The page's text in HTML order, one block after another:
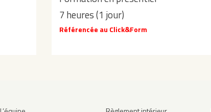
7 heures (1 jour)
Référencée au Click&Form